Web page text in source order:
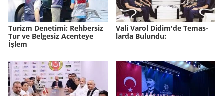
Tu­rizm De­ne­ti­mi: Reh­ber­siz
Tur ve Bel­ge­siz Acen­te­ye
İşlem
Vali Varol Didim'de Te­mas­
lar­da Bu­lun­du: